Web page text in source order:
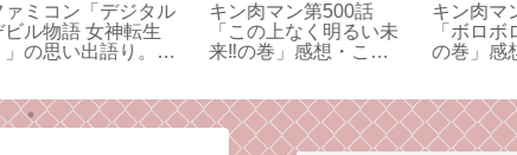
キン肉マン第527話
「ボロボロの野試合‼︎
の巻」感想・気持ちが
っちまでボロボロに。
聖闘士星矢エピソード
Gレクイエム第67話
「炎よ ーー今一度ー
かもしれない
キン肉
「12本
巻」感
（毒成
意）